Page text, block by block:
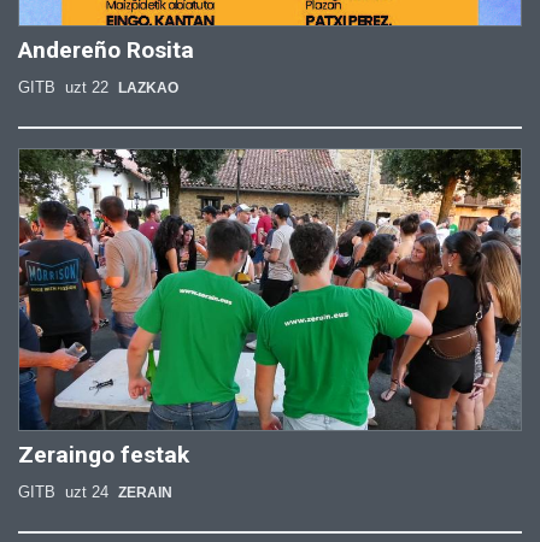
Andereño Rosita
GITB uzt 22 LAZKAO
Zeraingo festak
GITB uzt 24 ZERAIN